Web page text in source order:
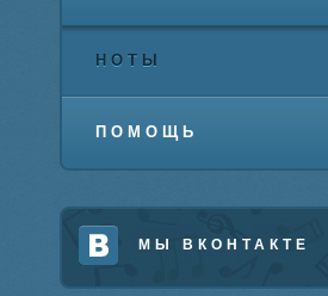
НОТЫ
ПОМОЩЬ
МЫ ВКОНТАКТЕ